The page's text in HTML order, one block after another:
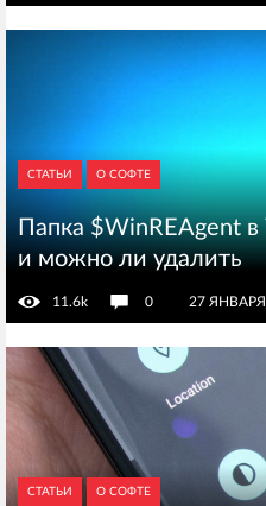
СТАТЬИ О СОФТЕ
Папка $WinREAgent
и можно ли удалить
11.6k 0 27 ЯНВАРЯ
СТАТЬИ О СОФТЕ